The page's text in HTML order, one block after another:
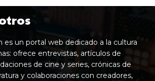
es un portal web dedicado a la cultura
ofrece entrevistas, artículos de
de cine y series, crónicas de
y colaboraciones con creadores,